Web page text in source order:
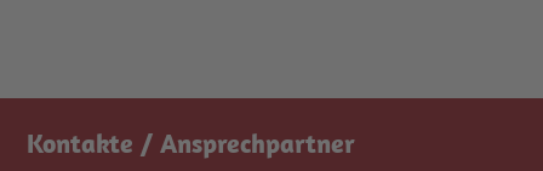
Kontakte / Ansprechpartner